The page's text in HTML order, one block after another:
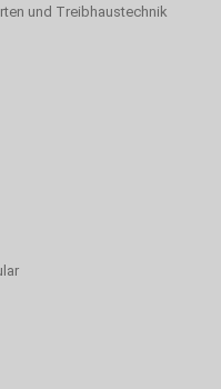
und Treibhaustechnik